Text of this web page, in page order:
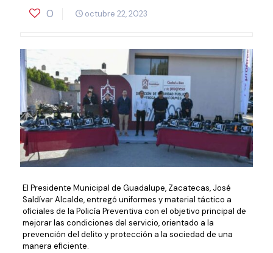
0 octubre 22, 2023
El Presidente Municipal de Guadalupe, Zacatecas, José
Saldívar Alcalde, entregó uniformes y material táctico a
oficiales de la Policía Preventiva con el objetivo principal de
mejorar las condiciones del servicio, orientado a la
prevención del delito y protección a la sociedad de una
manera eficiente.